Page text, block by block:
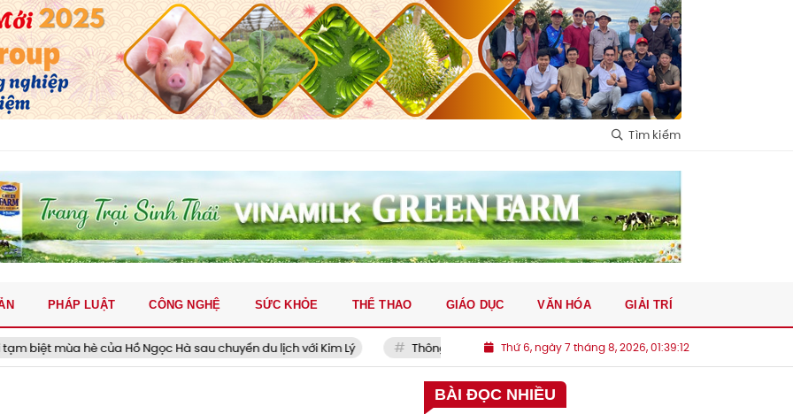
Tìm kiếm
của Hồ Ngọc Hà sau chuyến du lịch với Kim Lý Thông tin mới nhất về cao tốc hơn 43.700 tỷ đồng vượt 2 con đèo hiểm trở, rút ngắn
Thứ 6, ngày 7 tháng 8, 2026, 01:39:13
PHÁP LUẬT CÔNG NGHỆ SỨC KHỎE THỂ THAO GIÁO DỤC VĂN HÓA GIẢI TRÍ
BÀI ĐỌC NHIỀU